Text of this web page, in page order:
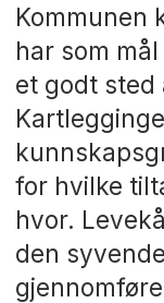
Kommunen
har som
et godt sted
for hvilke
hvor.
den